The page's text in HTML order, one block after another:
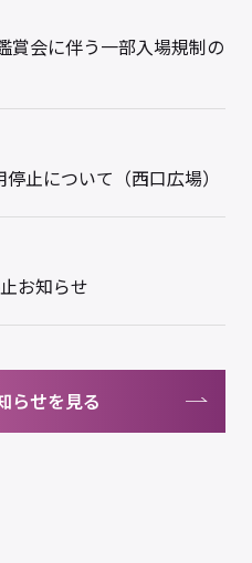
賞会に伴う一部入場規制の
止について（西口広場）
お知らせ
らせを見る